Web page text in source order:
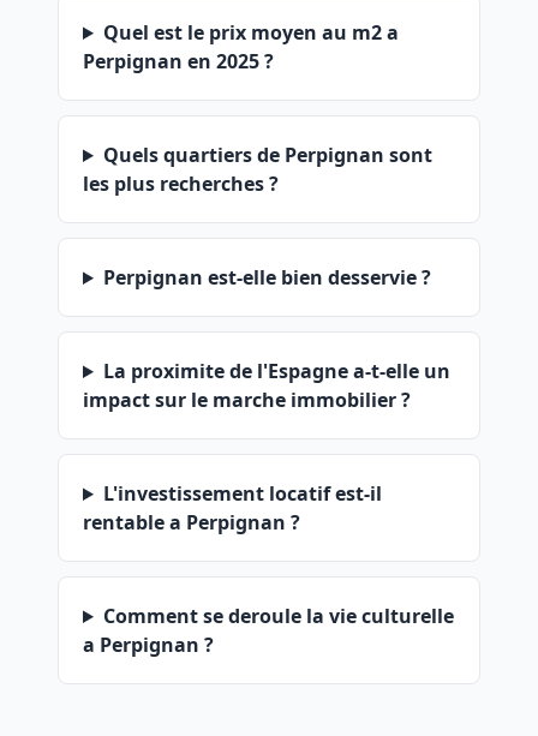
Quel est le prix moyen au m2 a
Perpignan en 2025 ?
Quels quartiers de Perpignan sont
les plus recherches ?
Perpignan est-elle bien desservie ?
La proximite de l'Espagne a-t-elle un
impact sur le marche immobilier ?
L'investissement locatif est-il
rentable a Perpignan ?
Comment se deroule la vie culturelle
a Perpignan ?